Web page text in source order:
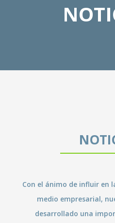
Con el ánimo de influir en
medio empresarial,
desarrollado una